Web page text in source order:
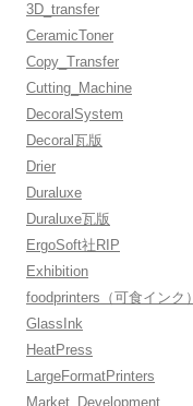
3D_transfer
CeramicToner
Copy_Transfer
Cutting_Machine
DecoralSystem
Decoral瓦版
Drier
Duraluxe
Duraluxe瓦版
ErgoSoft社RIP
Exhibition
foodprinters（可食インク）
GlassInk
HeatPress
LargeFormatPrinters
Market_Development